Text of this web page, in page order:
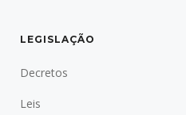
LEGISLAÇÃO
Decretos
Leis